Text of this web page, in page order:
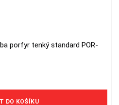
porfyr tenký standard POR-
DO KOŠÍKU